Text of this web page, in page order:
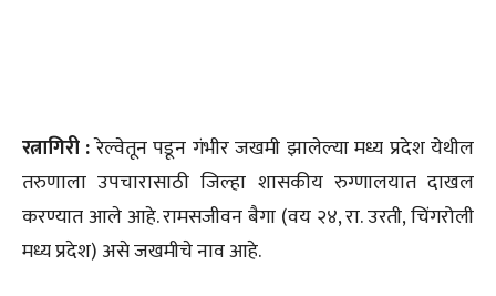
रत्नागिरी :रेल्वेतून पडून गंभीर जखमी झालेल्या मध्य प्रदेश येथील
तरुणाला उपचारासाठी जिल्हा शासकीय रुग्णालयात दाखल
करण्यात आले आहे. रामसजीवन बैगा (वय २४, रा. उरती, चिंगरोली
मध्य प्रदेश) असे जखमीचे नाव आहे.